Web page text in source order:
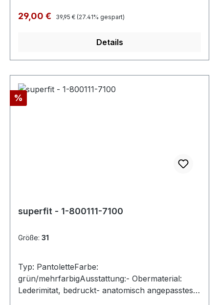
Verkaufspreis:
29,00 € Regulärer Preis:
39,95 € (27.41% gespart)
Details
Rabatt
%
superfit - 1-800111-7100
Größe: 31
Typ: PantoletteFarbe:
grün/mehrfarbigAusstattung:- Obermaterial:
Lederimitat, bedruckt- anatomisch angepasstes